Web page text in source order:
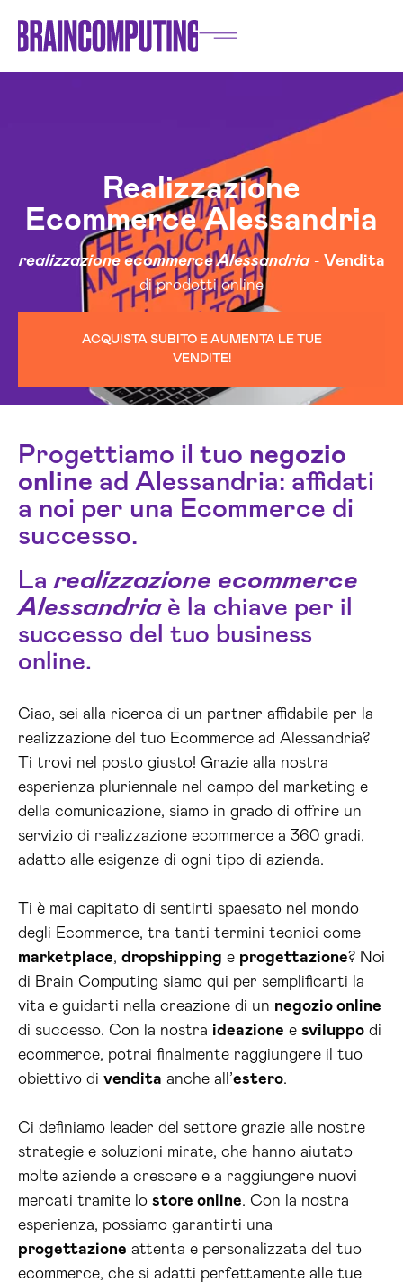
Realizzazione
Ecommerce Alessandria
realizzazione ecommerce Alessandria- Vendita
di prodotti online
ACQUISTA SUBITO E AUMENTA LE TUE
VENDITE!
Progettiamo il tuo negozio
online ad Alessandria: affidati
a noi per una Ecommerce di
successo.
Larealizzazione ecommerce
Alessandriaè la chiave per il
successo del tuo business
online.
Ciao, sei alla ricerca di un partner affidabile per la
realizzazione del tuo Ecommerce ad Alessandria?
Ti trovi nel posto giusto! Grazie alla nostra
esperienza pluriennale nel campo del marketing e
della comunicazione, siamo in grado di offrire un
servizio di realizzazione ecommerce a 360 gradi,
adatto alle esigenze di ogni tipo di azienda.
Ti è mai capitato di sentirti spaesato nel mondo
degli Ecommerce, tra tanti termini tecnici come
marketplace, dropshipping e progettazione? Noi
di Brain Computing siamo qui per semplificarti la
vita e guidarti nella creazione di un negozio online
di successo. Con la nostra ideazione e sviluppo di
ecommerce, potrai finalmente raggiungere il tuo
obiettivo di vendita anche all’estero.
Ci definiamo leader del settore grazie alle nostre
strategie e soluzioni mirate, che hanno aiutato
molte aziende a crescere e a raggiungere nuovi
mercati tramite lo store online. Con la nostra
esperienza, possiamo garantirti una
progettazione attenta e personalizzata del tuo
ecommerce, che si adatti perfettamente alle tue